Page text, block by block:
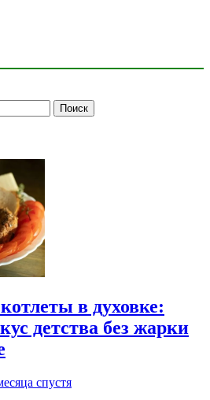
в духовке:
детства без жарки
спустя